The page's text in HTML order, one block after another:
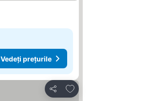
Vedeți prețurile
Distribuiți
Adăugaţi la favorite